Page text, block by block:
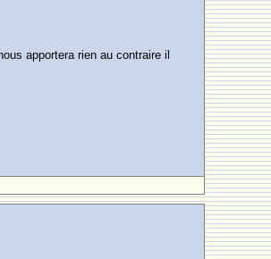
apportera rien au contraire il